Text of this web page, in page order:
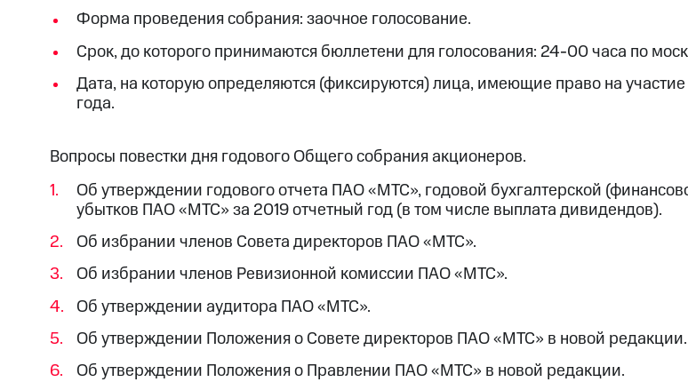
Форма проведения собрания: заочное голосование.
Срок, до которого принимаются бюллетени для голосования: 24-00 часа по
Дата, на которую определяются (фиксируются) лица, имеющие право на
года.
Вопросы повестки дня годового Общего собрания акционеров.
Об утверждении годового отчета ПАО «МТС», годовой бухгалтерской
убытков ПАО «МТС» за 2019 отчетный год (в том числе выплата дивидендов).
Об избрании членов Совета директоров ПАО «МТС».
Об избрании членов Ревизионной комиссии ПАО «МТС».
Об утверждении аудитора ПАО «МТС».
Об утверждении Положения о Совете директоров ПАО «МТС» в новой редакции.
Об утверждении Положения о Правлении ПАО «МТС» в новой редакции.